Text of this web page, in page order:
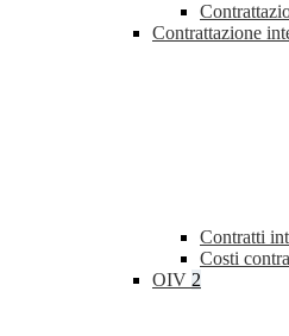
Contrattazione
Contratti
Costi
OIV 2